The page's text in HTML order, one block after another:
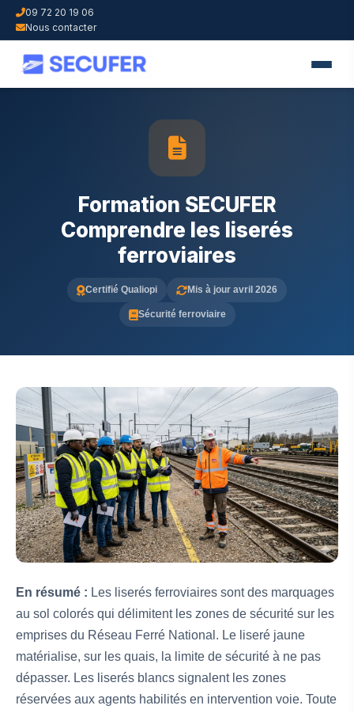
09 72 20 19 06
Nous contacter
Formation SECUFER
Comprendre les liserés
ferroviaires
Certifié Qualiopi Mis à jour avril 2026
Sécurité ferroviaire
En résumé : Les liserés ferroviaires sont des marquages
au sol colorés qui délimitent les zones de sécurité sur les
emprises du Réseau Ferré National. Le liseré jaune
matérialise, sur les quais, la limite de sécurité à ne pas
dépasser. Les liserés blancs signalent les zones
réservées aux agents habilités en intervention voie. Toute